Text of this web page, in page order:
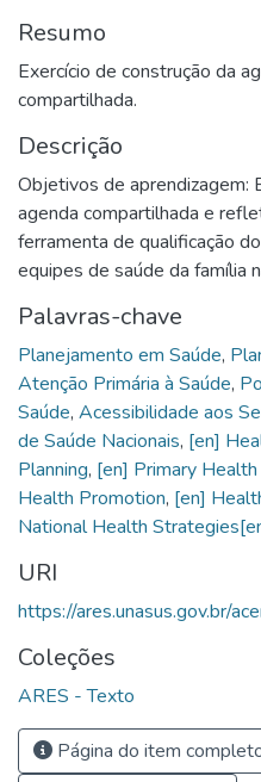
Resumo
Exercício de construção da
compartilhada.
Descrição
Objetivos de aprendizagem:
agenda compartilhada e
ferramenta de qualificação
equipes de saúde da família
Palavras-chave
Planejamento em Saúde,
Atenção Primária à Saúde,
Saúde, Acessibilidade aos
de Saúde Nacionais, [en]
Planning, [en] Primary Health
Health Promotion, [en]
National Health
URI
https://ares.unasus.gov.br/
Coleções
ARES - Texto
Página do item